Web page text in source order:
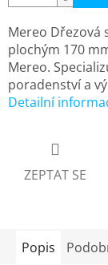
Mereo Dřezová
plochým 170
Mereo.
poradenství a
Detailní
ZEPTAT SE
Popis